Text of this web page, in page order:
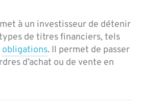
à un investisseur de détenir
de titres financiers, tels
obligations. Il permet de passer
d’achat ou de vente en